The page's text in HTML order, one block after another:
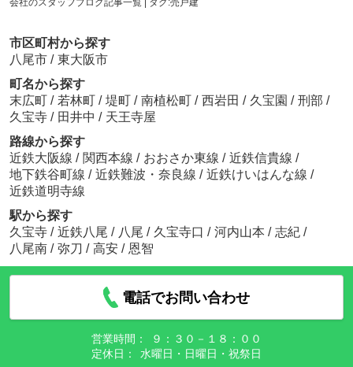
会社のスタッフブログ記事一覧 | タグ:売戸建
市区町村から探す
八尾市 / 東大阪市
町名から探す
末広町 / 若林町 / 堤町 / 南植松町 / 西岩田 / 久宝園 / 刑部 /
久宝寺 / 田井中 / 天王寺屋
路線から探す
近鉄大阪線 / 関西本線 / おおさか東線 / 近鉄信貴線 /
地下鉄谷町線 / 近鉄難波・奈良線 / 近鉄けいはんな線 /
近鉄道明寺線
駅から探す
久宝寺 / 近鉄八尾 / 八尾 / 久宝寺口 / 河内山本 / 志紀 /
八尾南 / 弥刀 / 高安 / 恩智
電話でお問い合わせ
営業時間：
９：３０－１８：００
定休日：
水曜日・日曜日・祝祭日